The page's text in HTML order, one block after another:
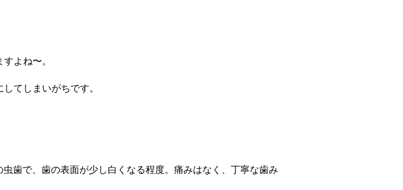
よね〜。
てしまいがちです。
歯で、歯の表面が少し白くなる程度。痛みはなく、丁寧な歯み